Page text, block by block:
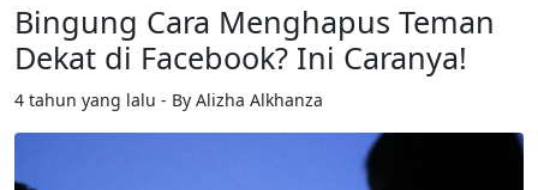
Bingung Cara Menghapus Teman
Dekat di Facebook? Ini Caranya!
4 tahun yang lalu - By Alizha Alkhanza